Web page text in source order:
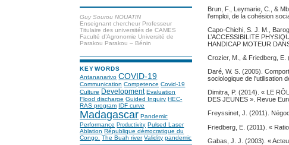
Guy Sourou NOUATIN
Enseignant chercheur Professeur
Titulaire des universités de CAMES
Faculté d’Agronomie Université de
Parakou Parakou – Bénin
KEYWORDS
Antananarivo COVID-19
Communication Competence Covid-19
Culture Development Evaluation
Flood discharge Guided Inquiry HEC-
RAS program IDF curve
Madagascar Pandemic
Performance Productivity Pulsed Laser
Ablation République démocratique du
Congo. The Buah river Validity pandemic
Brun, F., Leymarie, C., &
l’emploi, de la cohésion
Capo-Chichi, S. J. M.,
L’ACCESSIBILITE
HANDICAP MOTEUR
Crozier, M., & Friedberg, E.
Daré, W. S. (2005).
sociologique de l'utilisation
Dimitra, P. (2014). « LE
DES JEUNES ». Revue
Freyssinet, J. (2011).
Friedberg, E. (2011). «
Gabas, J. J. (2003). «